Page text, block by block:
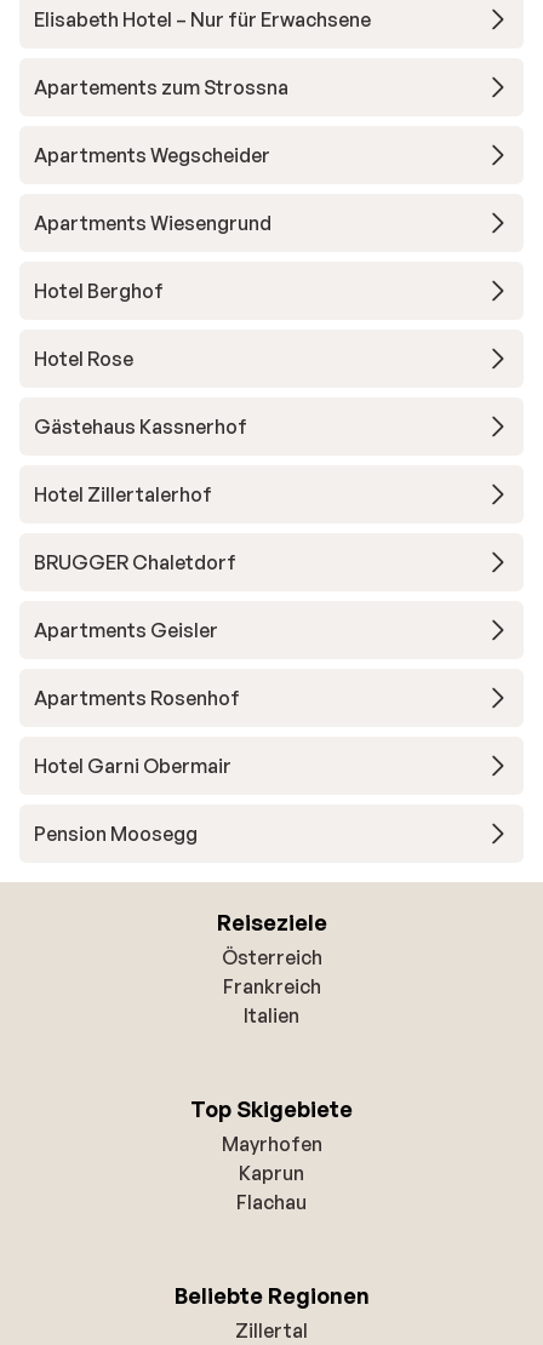
Elisabeth Hotel – Nur für Erwachsene
Apartements zum Strossna
Apartments Wegscheider
Apartments Wiesengrund
Hotel Berghof
Hotel Rose
Gästehaus Kassnerhof
Hotel Zillertalerhof
BRUGGER Chaletdorf
Apartments Geisler
Apartments Rosenhof
Hotel Garni Obermair
Pension Moosegg
Reiseziele
Österreich
Frankreich
Italien
Top Skigebiete
Mayrhofen
Kaprun
Flachau
Beliebte Regionen
Zillertal